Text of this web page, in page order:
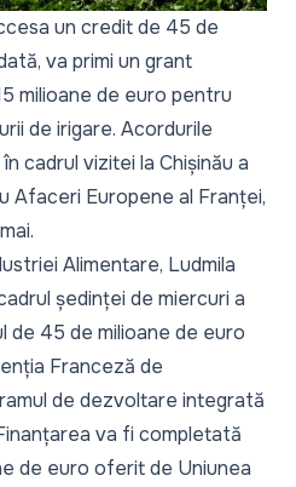
un credit de 45 de
va primi un grant
milioane de euro pentru
de irigare. Acordurile
cadrul vizitei la Chișinău a
Afaceri Europene al Franței,
Alimentare, Ludmila
ședinței de miercuri a
de 45 de milioane de euro
Franceză de
de dezvoltare integrată
va fi completată
de euro oferit de Uniunea